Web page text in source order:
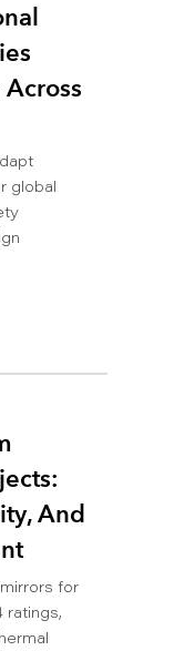
global
And
for
ratings,